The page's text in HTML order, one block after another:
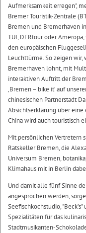
Aufmerksamkeit erregen",
Bremer Touristik-Zentrale
Bremen und Bremerhaven
TUI, DERtour oder
den europäischen
Leuchttürme. So zeigen wir,
Bremerhaven lohnt, mit
interaktiven Auftritt der
‚Bremen – bike it‘ auf
chinesischen Partnerstadt
Absichtserklärung über
China wird auch touristisch
Mit persönlichen Vertretern
Ratskeller Bremen, die
Universum Bremen,
Klimahaus mit in Berlin
Und damit alle fünf Sinne
angesprochen werden,
Seefischkochstudio,
Spezialitäten für das
Stadtmusikanten-